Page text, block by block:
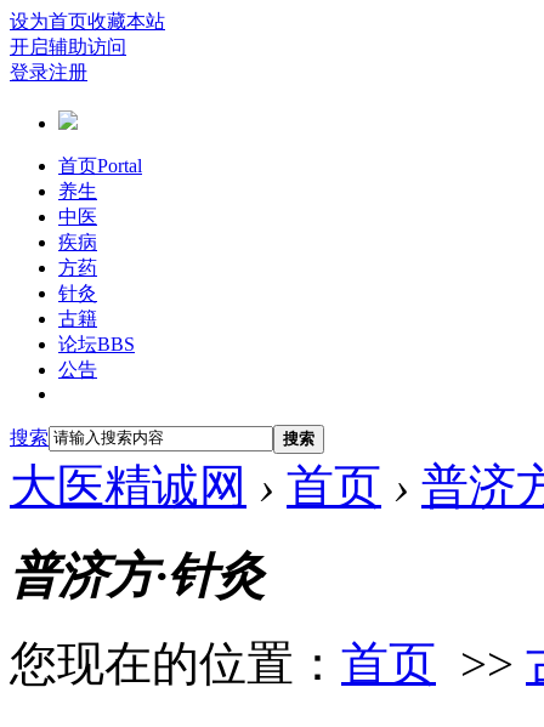
设为首页收藏本站
开启辅助访问
登录注册
首页Portal
养生
中医
疾病
方药
针灸
古籍
论坛BBS
公告
搜索 搜索
大医精诚网 › 首页 › 普济
普济方·针灸
您现在的位置： 首页 >>